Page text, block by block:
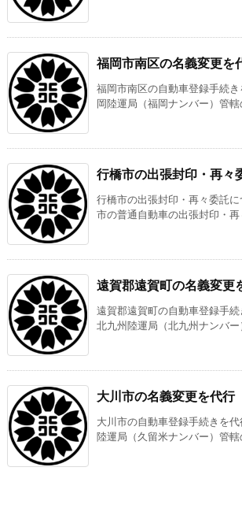
福岡市南区の名義変更を
福岡市南区の自動車登録手続
岡陸運局（福岡ナンバー）管
行橋市の出張封印・再々
行橋市の出張封印・再々委託
市の普通自動車の出張封印・
遠賀郡遠賀町の名義変更
遠賀郡遠賀町の自動車登録手
北九州陸運局（北九州ナンバ
大川市の名義変更を代行
大川市の自動車登録手続きを
陸運局（久留米ナンバー）管